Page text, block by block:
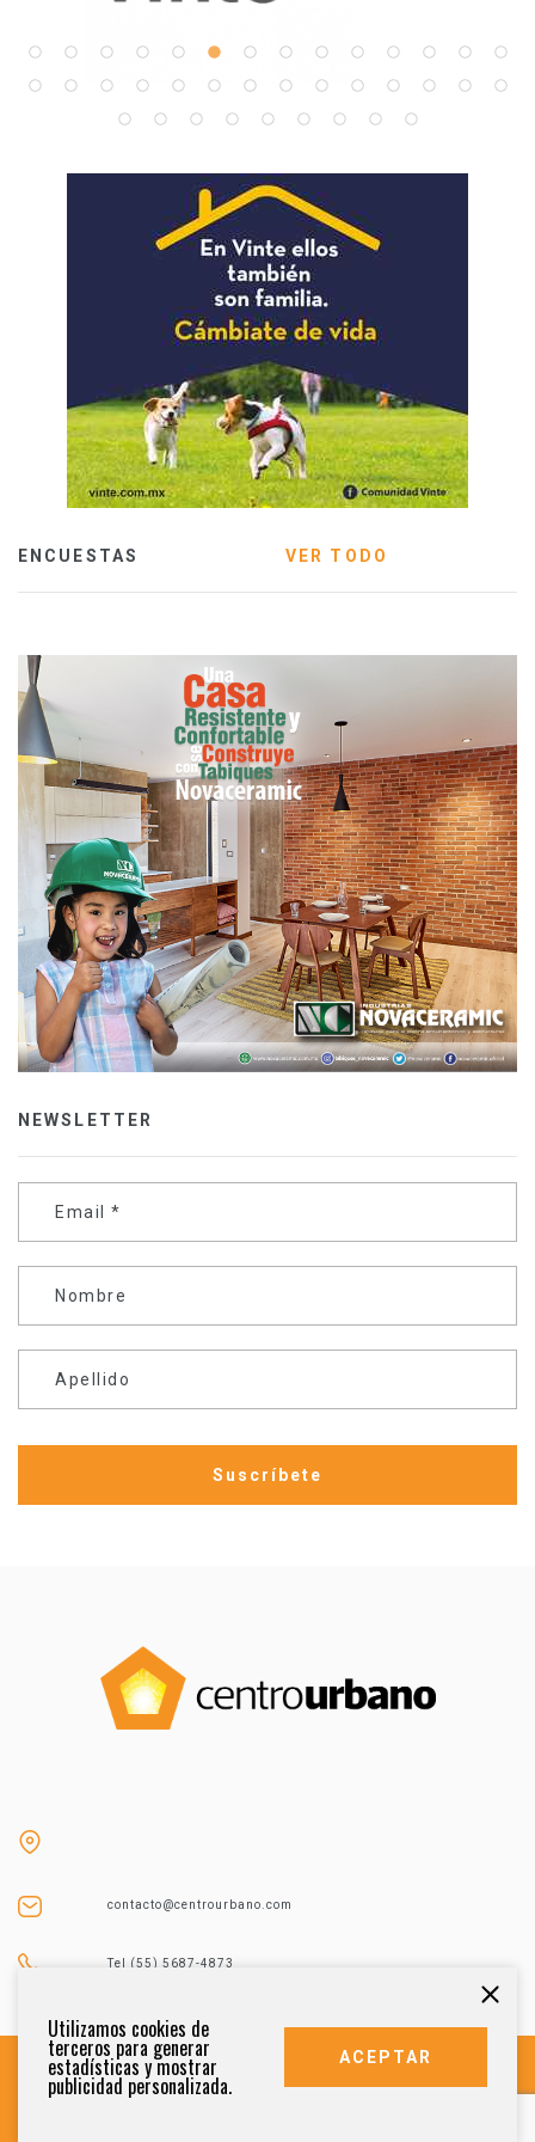
ENCUESTAS VER TODO
NEWSLETTER
Email *
Nombre
Apellido
contacto@centrourbano.com
Tel (55) 5687-4873
Utilizamos cookies de
terceros para generar
estadísticas y mostrar
publicidad personalizada.
ACEPTAR